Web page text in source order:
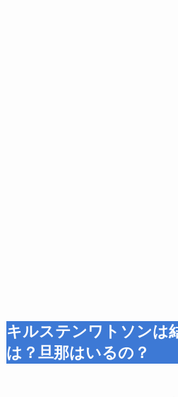
キルステンワトソンは
は？旦那はいるの？